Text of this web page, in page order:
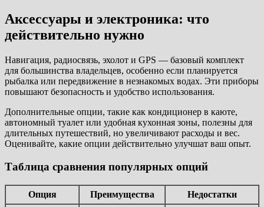
Аксессуары и электроника: что
действительно нужно
Навигация, радиосвязь, эхолот и GPS — базовый комплект
для большинства владельцев, особенно если планируется
рыбалка или передвижение в незнакомых водах. Эти приборы
повышают безопасность и удобство использования.
Дополнительные опции, такие как кондиционер в каюте,
автономный туалет или удобная кухонная зоны, полезны для
длительных путешествий, но увеличивают расходы и вес.
Оценивайте, какие опции действительно улучшат ваш опыт.
Таблица сравнения популярных опций
Опция Преимущества Недостатки